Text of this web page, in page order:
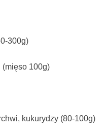
300g)
100g)
kukurydzy (80-100g)